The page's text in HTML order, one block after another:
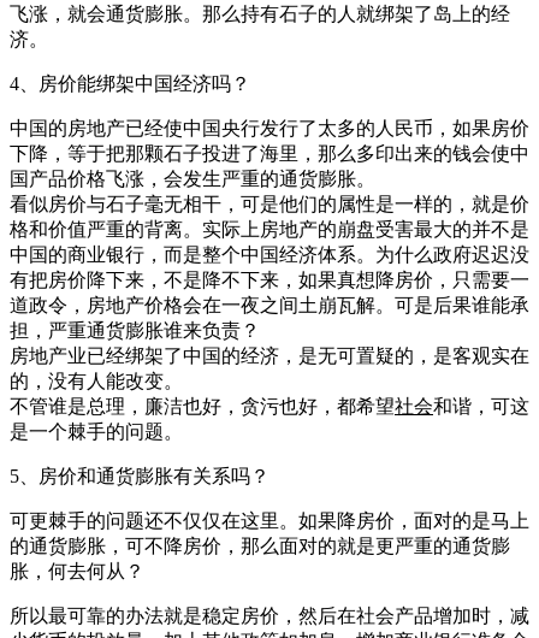
飞涨，就会通货膨胀。那么持有石子的人就绑架了岛上的经
济。
4、房价能绑架中国经济吗？
中国的房地产已经使中国央行发行了太多的人民币，如果房价
下降，等于把那颗石子投进了海里，那么多印出来的钱会使中
国产品价格飞涨，会发生严重的通货膨胀。
看似房价与石子毫无相干，可是他们的属性是一样的，就是价
格和价值严重的背离。实际上房地产的崩盘受害最大的并不是
中国的商业银行，而是整个中国经济体系。为什么政府迟迟没
有把房价降下来，不是降不下来，如果真想降房价，只需要一
道政令，房地产价格会在一夜之间土崩瓦解。可是后果谁能承
担，严重通货膨胀谁来负责？
房地产业已经绑架了中国的经济，是无可置疑的，是客观实在
的，没有人能改变。
不管谁是总理，廉洁也好，贪污也好，都希望社会和谐，可这
是一个棘手的问题。
5、房价和通货膨胀有关系吗？
可更棘手的问题还不仅仅在这里。如果降房价，面对的是马上
的通货膨胀，可不降房价，那么面对的就是更严重的通货膨
胀，何去何从？
所以最可靠的办法就是稳定房价，然后在社会产品增加时，减